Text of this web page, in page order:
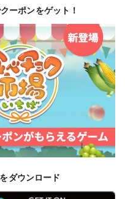
ーポンをゲット！
ダウンロード